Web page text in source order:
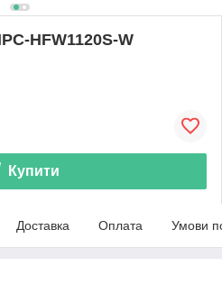
HFW1120S-W
Купити
Доставка Оплата Умови